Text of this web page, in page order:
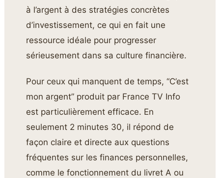
à l’argent à des stratégies concrètes
d’investissement, ce qui en fait une
ressource idéale pour progresser
sérieusement dans sa culture financière.
Pour ceux qui manquent de temps, “C’est
mon argent” produit par France TV Info
est particulièrement efficace. En
seulement 2 minutes 30, il répond de
façon claire et directe aux questions
fréquentes sur les finances personnelles,
comme le fonctionnement du livret A ou